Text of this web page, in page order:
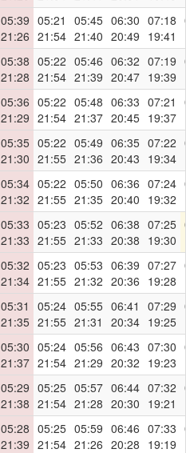
05:39
21:26
05:21
21:54
05:45
21:40
06:30
20:49
07:18
19:41
05:38
21:28
05:22
21:54
05:46
21:39
06:32
20:47
07:19
19:39
05:36
21:29
05:22
21:54
05:48
21:37
06:33
20:45
07:21
19:37
05:35
21:30
05:22
21:55
05:49
21:36
06:35
20:43
07:22
19:34
05:34
21:32
05:22
21:55
05:50
21:35
06:36
20:40
07:24
19:32
05:33
21:33
05:23
21:55
05:52
21:33
06:38
20:38
07:25
19:30
05:32
21:34
05:23
21:55
05:53
21:32
06:39
20:36
07:27
19:28
05:31
21:35
05:24
21:55
05:55
21:31
06:41
20:34
07:29
19:25
05:30
21:37
05:24
21:54
05:56
21:29
06:43
20:32
07:30
19:23
05:29
21:38
05:25
21:54
05:57
21:28
06:44
20:30
07:32
19:21
05:28
21:39
05:25
21:54
05:59
21:26
06:46
20:28
07:33
19:19